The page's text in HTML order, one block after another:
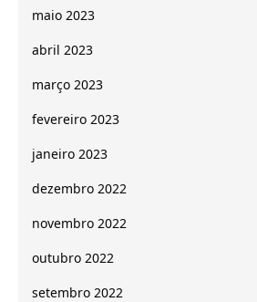
maio 2023
abril 2023
março 2023
fevereiro 2023
janeiro 2023
dezembro 2022
novembro 2022
outubro 2022
setembro 2022